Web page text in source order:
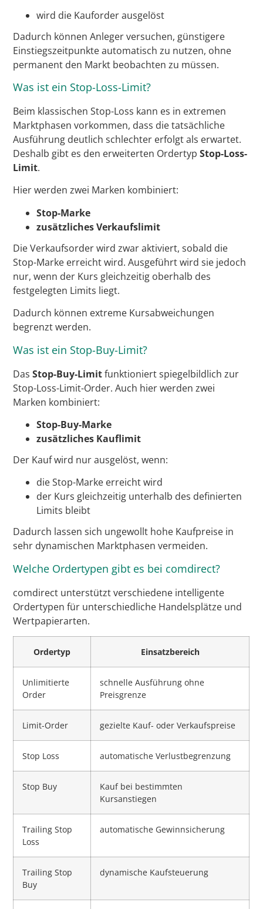
wird die Kauforder ausgelöst
Dadurch können Anleger versuchen, günstigere
Einstiegszeitpunkte automatisch zu nutzen, ohne
permanent den Markt beobachten zu müssen.
Was ist ein Stop-Loss-Limit?
Beim klassischen Stop-Loss kann es in extremen
Marktphasen vorkommen, dass die tatsächliche
Ausführung deutlich schlechter erfolgt als erwartet.
Deshalb gibt es den erweiterten OrdertypStop-Loss-
Limit.
Hier werden zwei Marken kombiniert:
Stop-Marke
zusätzliches Verkaufslimit
Die Verkaufsorder wird zwar aktiviert, sobald die
Stop-Marke erreicht wird. Ausgeführt wird sie jedoch
nur, wenn der Kurs gleichzeitig oberhalb des
festgelegten Limits liegt.
Dadurch können extreme Kursabweichungen
begrenzt werden.
Was ist ein Stop-Buy-Limit?
DasStop-Buy-Limitfunktioniert spiegelbildlich zur
Stop-Loss-Limit-Order. Auch hier werden zwei
Marken kombiniert:
Stop-Buy-Marke
zusätzliches Kauflimit
Der Kauf wird nur ausgelöst, wenn:
die Stop-Marke erreicht wird
der Kurs gleichzeitig unterhalb des definierten
Limits bleibt
Dadurch lassen sich ungewollt hohe Kaufpreise in
sehr dynamischen Marktphasen vermeiden.
Welche Ordertypen gibt es bei comdirect?
comdirect unterstützt verschiedene intelligente
Ordertypen für unterschiedliche Handelsplätze und
Wertpapierarten.
Ordertyp Einsatzbereich
Unlimitierte
Order
schnelle Ausführung ohne
Preisgrenze
Limit-Order gezielte Kauf- oder Verkaufspreise
Stop Loss automatische Verlustbegrenzung
Stop Buy
Kauf bei bestimmten
Kursanstiegen
Trailing Stop
Loss
automatische Gewinnsicherung
Trailing Stop
Buy
dynamische Kaufsteuerung